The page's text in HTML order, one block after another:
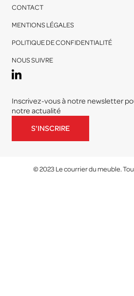
CONTACT
MENTIONS LÉGALES
POLITIQUE DE CONFIDENTIALITÉ
NOUS SUIVRE
Inscrivez-vous à notre newsletter
notre actualité
S'INSCRIRE
© 2023 Le courrier du meuble.